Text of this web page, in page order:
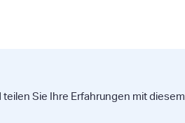
Sie Ihre Erfahrungen mit diesem